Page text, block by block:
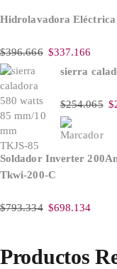
Hidrolavadora
$396.666 $337.166
sierra
$254.065 $
Soldador Inverter
Tkwi-200-C
$793.334 $698.134
Productos